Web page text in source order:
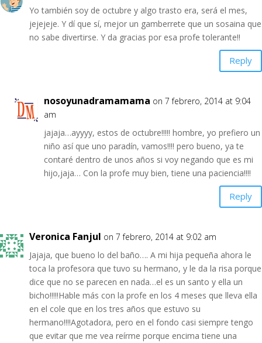
Yo también soy de octubre y algo trasto era, será el mes,
jejejeje. Y dí que sí, mejor un gamberrete que un sosaina que
no sabe divertirse. Y da gracias por esa profe tolerante!!
Reply
nosoyunadramamama on 7 febrero, 2014 at 9:04
am
jajaja…ayyyy, estos de octubre!!!!! hombre, yo prefiero un
niño así que uno paradín, vamos!!!! pero bueno, ya te
contaré dentro de unos años si voy negando que es mi
hijo,jaja… Con la profe muy bien, tiene una paciencia!!!!
Reply
Veronica Fanjul on 7 febrero, 2014 at 9:02 am
Jajaja, que bueno lo del baño…. A mi hija pequeña ahora le
toca la profesora que tuvo su hermano, y le da la risa porque
dice que no se parecen en nada…el es un santo y ella un
bicho!!!!!Hable más con la profe en los 4 meses que lleva ella
en el cole que en los tres años que estuvo su
hermano!!!!Agotadora, pero en el fondo casi siempre tengo
que evitar que me vea reírme porque encima tiene una